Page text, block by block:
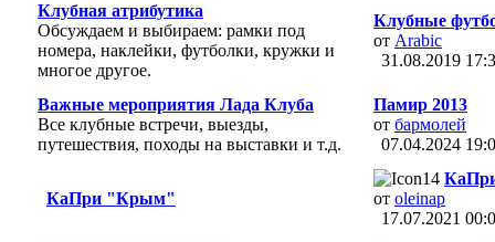
Клубная атрибутика
Обсуждаем и выбираем: рамки под
номера, наклейки, футболки, кружки и
многое другое.
Клубные
от Arabic
31.08.2019
Важные мероприятия Лада Клуба
Все клубные встречи, выезды,
путешествия, походы на выставки и т.д.
Памир 2013
от бармолей
07.04.2024
КаПри "Крым"
от oleinap
17.07.2021